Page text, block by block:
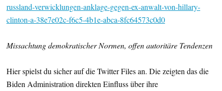
russland-verwicklungen-anklage-gegen-ex-anwalt-von-hillary-
clinton-a-38e7e02c-f6c5-4b1e-abca-8fc64573c0d0
Missachtung demokratischer Normen, offen autoritäre Tendenzen
Hier spielst du sicher auf die Twitter Files an. Die zeigten das die
Biden Administration direkten Einfluss über ihre